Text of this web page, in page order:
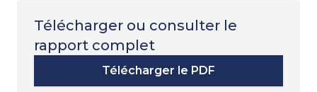
Télécharger ou consulter le
rapport complet
Télécharger le PDF